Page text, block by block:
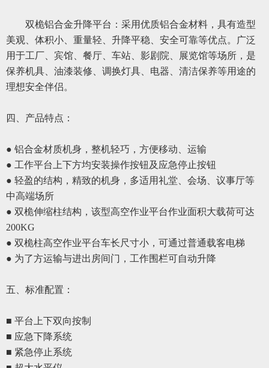
双桅铝合金升降平台：采用优质铝合金材料，具有造型
美观、体积小、重量轻、升降平稳、安全可靠等优点。广泛
用于工厂、宾馆、餐厅、车站、影剧院、展览馆等场所，是
保养机具、油漆装修、调换灯具、电器、清洁保养等用途的
理想安全伴侣。
四、 产品特点：
● 铝合金材质机身，整机轻巧，方便移动、运输
● 工作平台上下方均安装操作按钮及应急停止按钮
● 轻盈的结构，精致的机身，多适用礼堂、会场、议事厅等
中高端场所
● 双桅伸缩柱结构，该型高空作业平台作业面积大载荷可达
200KG
● 双桅柱高空作业平台车长尺寸小，可通过普通载客电梯
● 为了方运输与进出房间门，工作围栏可自动升降
五、 标准配置 ：
■ 平台上下双向按制
■ 应急下降系统
■ 紧急停止系统